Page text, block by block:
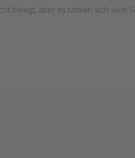
belegt, aber es ranken sich viele